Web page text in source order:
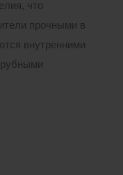
что
прочными в
внутренними